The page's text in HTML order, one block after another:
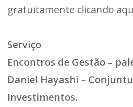
gratuitamente clicando
Serviço
Encontros de Gestão –
Daniel Hayashi –
Investimentos.